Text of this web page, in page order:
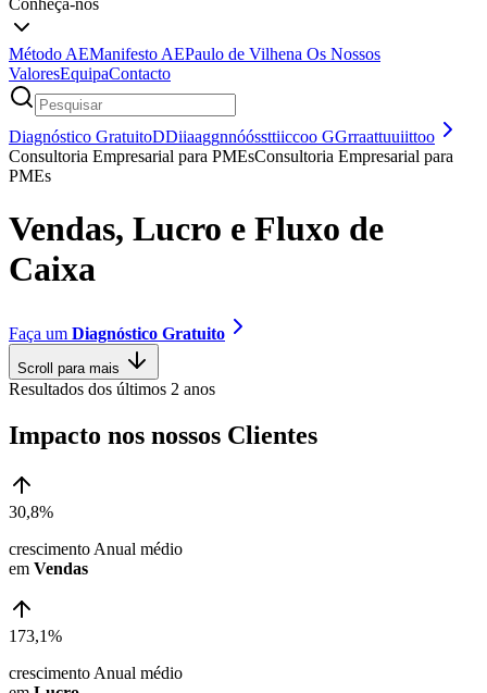
Conheça-nos
Método AEManifesto AEPaulo de Vilhena Os Nossos
ValoresEquipaContacto
Diagnóstico GratuitoDDiiaaggnnóóssttiiccoo GGrraattuuiittoo
Consultoria Empresarial para PMEsConsultoria Empresarial para
PMEs
Vendas, Lucro e Fluxo de
Caixa
Faça um Diagnóstico Gratuito
Scroll para mais
Resultados dos últimos 2 anos
Impacto nos nossos Clientes
30,8%
crescimento Anual médio
em Vendas
173,1%
crescimento Anual médio